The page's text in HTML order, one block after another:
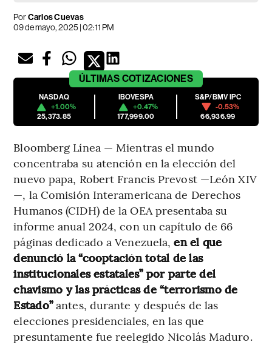
PorCarlos Cuevas
09 de mayo, 2025 | 02:11 PM
ÚLTIMAS COTIZACIONES
NASDAQ
+1.00%
25,373.85
IBOVESPA
+0.47%
177,999.00
S&P/BMV IPC
-0.53%
66,936.99
Bloomberg Línea — Mientras el mundo
concentraba su atención en la elección del
nuevo papa, Robert Francis Prevost —León XIV
—, la Comisión Interamericana de Derechos
Humanos (CIDH) de la OEA presentaba su
informe anual 2024, con un capítulo de 66
páginas dedicado a Venezuela,en el que
denunció la “cooptación total de las
institucionales estatales” por parte del
chavismo y las prácticas de “terrorismo de
Estado”antes, durante y después de las
elecciones presidenciales, en las que
presuntamente fue reelegido Nicolás Maduro.